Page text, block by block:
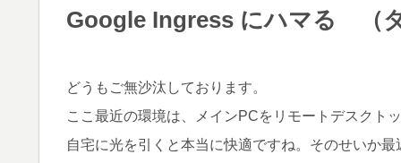
Google Ingress にハマる （
どうもご無沙汰しております。
ここ最近の環境は、メインPCをリモートデスクト
自宅に光を引くと本当に快適ですね。そのせいか